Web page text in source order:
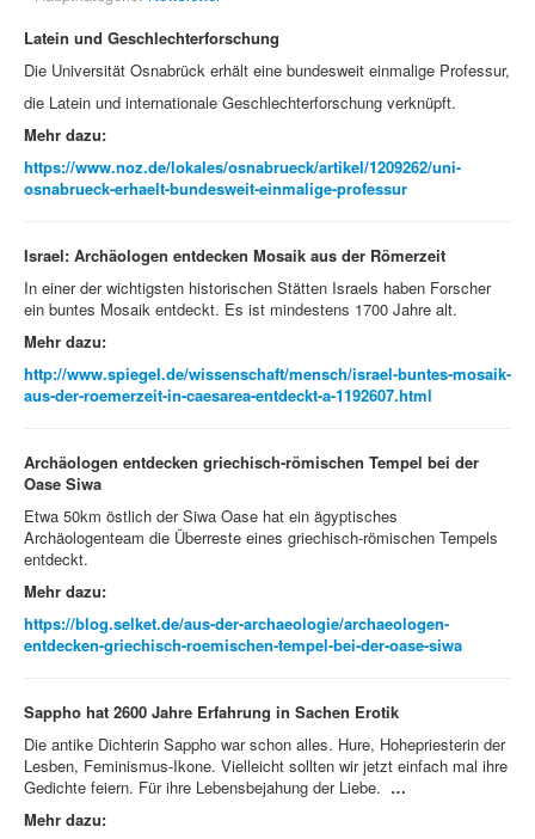
Latein und Geschlechterforschung
Die Universität Osnabrück erhält eine bundesweit einmalige Professur,
die Latein und internationale Geschlechterforschung verknüpft.
Mehr dazu:
https://www.noz.de/lokales/osnabrueck/artikel/1209262/uni-
osnabrueck-erhaelt-bundesweit-einmalige-professur
Israel: Archäologen entdecken Mosaik aus der Römerzeit
In einer der wichtigsten historischen Stätten Israels haben Forscher
ein buntes Mosaik entdeckt. Es ist mindestens 1700 Jahre alt.
Mehr dazu:
http://www.spiegel.de/wissenschaft/mensch/israel-buntes-mosaik-
aus-der-roemerzeit-in-caesarea-entdeckt-a-1192607.html
Archäologen entdecken griechisch-römischen Tempel bei der
Oase Siwa
Etwa 50km östlich der Siwa Oase hat ein ägyptisches
Archäologenteam die Überreste eines griechisch-römischen Tempels
entdeckt.
Mehr dazu:
https://blog.selket.de/aus-der-archaeologie/archaeologen-
entdecken-griechisch-roemischen-tempel-bei-der-oase-siwa
Sappho hat 2600 Jahre Erfahrung in Sachen Erotik
Die antike Dichterin Sappho war schon alles. Hure, Hohepriesterin der
Lesben, Feminismus-Ikone. Vielleicht sollten wir jetzt einfach mal ihre
Gedichte feiern. Für ihre Lebensbejahung der Liebe. …
Mehr dazu: